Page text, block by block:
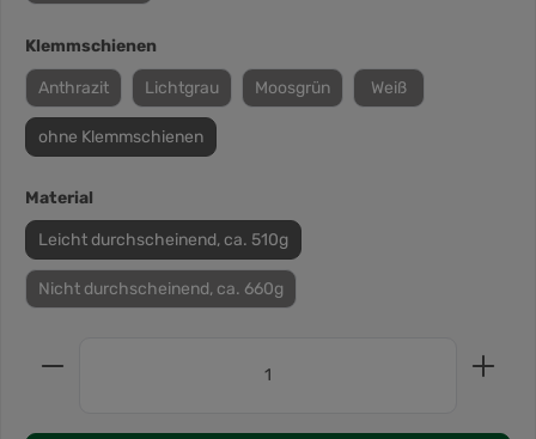
Klemmschienen
Anthrazit Lichtgrau Moosgrün Weiß
ohne Klemmschienen
Material
Leicht durchscheinend, ca. 510g
Nicht durchscheinend, ca. 660g